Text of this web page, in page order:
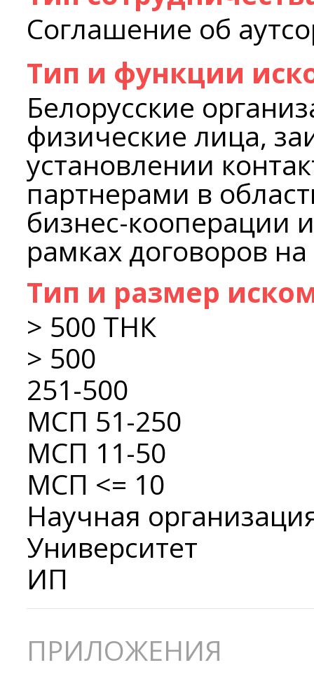
Соглашение об
Тип и функции
Белорусские
физические лица,
установлении
партнерами в
бизнес-кооперации
рамках договоров на
Тип и размер
> 500 ТНК
> 500
251-500
МСП 51-250
МСП 11-50
МСП <= 10
Научная
Университет
ИП
ПРИЛОЖЕНИЯ